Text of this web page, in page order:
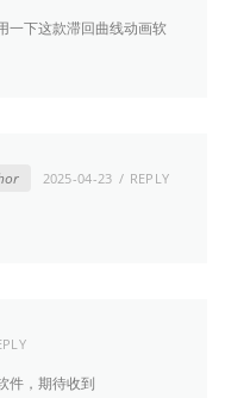
一下这款滞回曲线动画软
2025-04-23 REPLY
件，期待收到